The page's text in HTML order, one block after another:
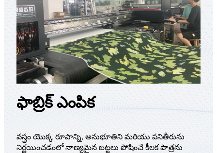
ఫాబ్రిక్ ఎంపిక
వస్త్రం యొక్క రూపాన్ని, అనుభూతిని మరియు పనితీరును
నిర్ణయించడంలో నాణ్యమైన బట్టలు పోషించే కీలక పాత్రను